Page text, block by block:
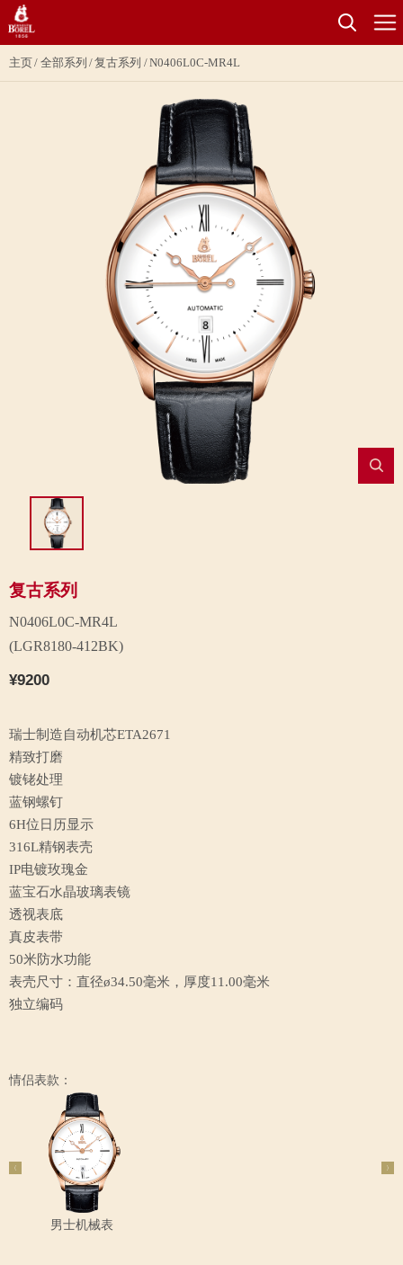
主页 全部系列 复古系列 N0406L0C-MR4L
复古系列
N0406L0C-MR4L
(LGR8180-412BK)
¥9200
瑞士制造自动机芯ETA2671
精致打磨
镀铑处理
蓝钢螺钉
6H位日历显示
316L精钢表壳
IP电镀玫瑰金
蓝宝石水晶玻璃表镜
透视表底
真皮表带
50米防水功能
表壳尺寸：直径ø34.50毫米，厚度11.00毫米
独立编码
情侣表款：
男士机械表